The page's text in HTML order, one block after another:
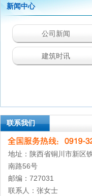
新闻中心
公司新闻
建筑时讯
联系我们
地址：陕西省铜川市新区
南路56号
邮编：727031
联系人：张女士